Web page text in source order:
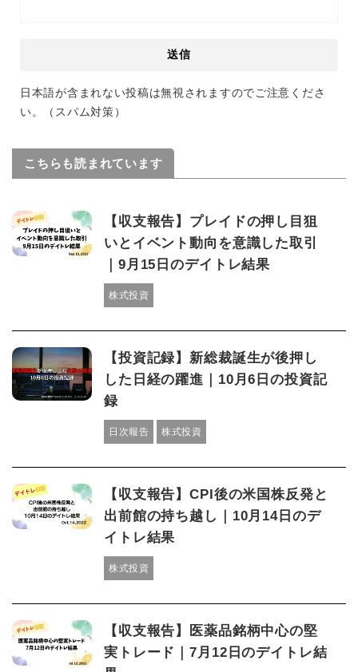
日本語が含まれない投稿は無視されますのでご注意くださ
い。（スパム対策）
こちらも読まれています
【収支報告】プレイドの押し目狙
いとイベント動向を意識した取引
｜9月15日のデイトレ結果
株式投資
【投資記録】新総裁誕生が後押し
した日経の躍進｜10月6日の投資記
録
日次報告 株式投資
【収支報告】CPI後の米国株反発と
出前館の持ち越し｜10月14日のデ
イトレ結果
株式投資
【収支報告】医薬品銘柄中心の堅
実トレード｜7月12日のデイトレ結